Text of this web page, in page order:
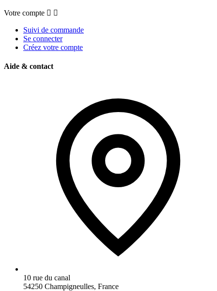
Votre compte  
Suivi de commande
Se connecter
Créez votre compte
Aide & contact
10 rue du canal
54250 Champigneulles, France